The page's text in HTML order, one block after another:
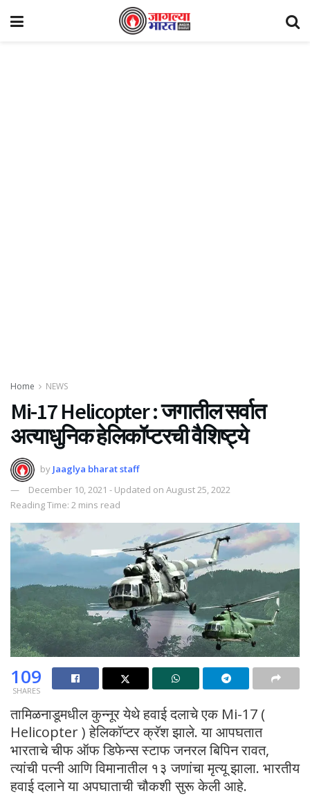
Home NEWS
Mi-17 Helicopter : जगातील सर्वात
अत्याधुनिक हेलिकॉप्टरची वैशिष्ट्ये
by Jaaglya bharat staff
December 10, 2021 - Updated on August 25, 2022
Reading Time: 2 mins read
109
SHARES
तामिळनाडूमधील कुन्नूर येथे हवाई दलाचे एक Mi-17 (
Helicopter ) हेलिकॉप्टर क्रॅश झाले. या आपघतात
भारताचे चीफ ऑफ डिफेन्स स्टाफ जनरल बिपिन रावत,
त्यांची पत्नी आणि विमानातील १३ जणांचा मृत्यू झाला. भारतीय
हवाई दलाने या अपघाताची चौकशी सुरू केली आहे.